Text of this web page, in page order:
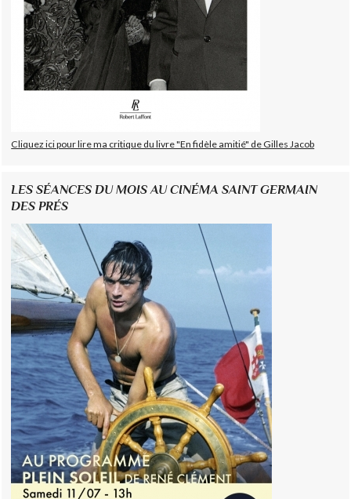
Cliquez ici pour lire ma critique du livre "En fidèle amitié" de Gilles Jacob
LES SÉANCES DU MOIS AU CINÉMA SAINT GERMAIN
DES PRÉS